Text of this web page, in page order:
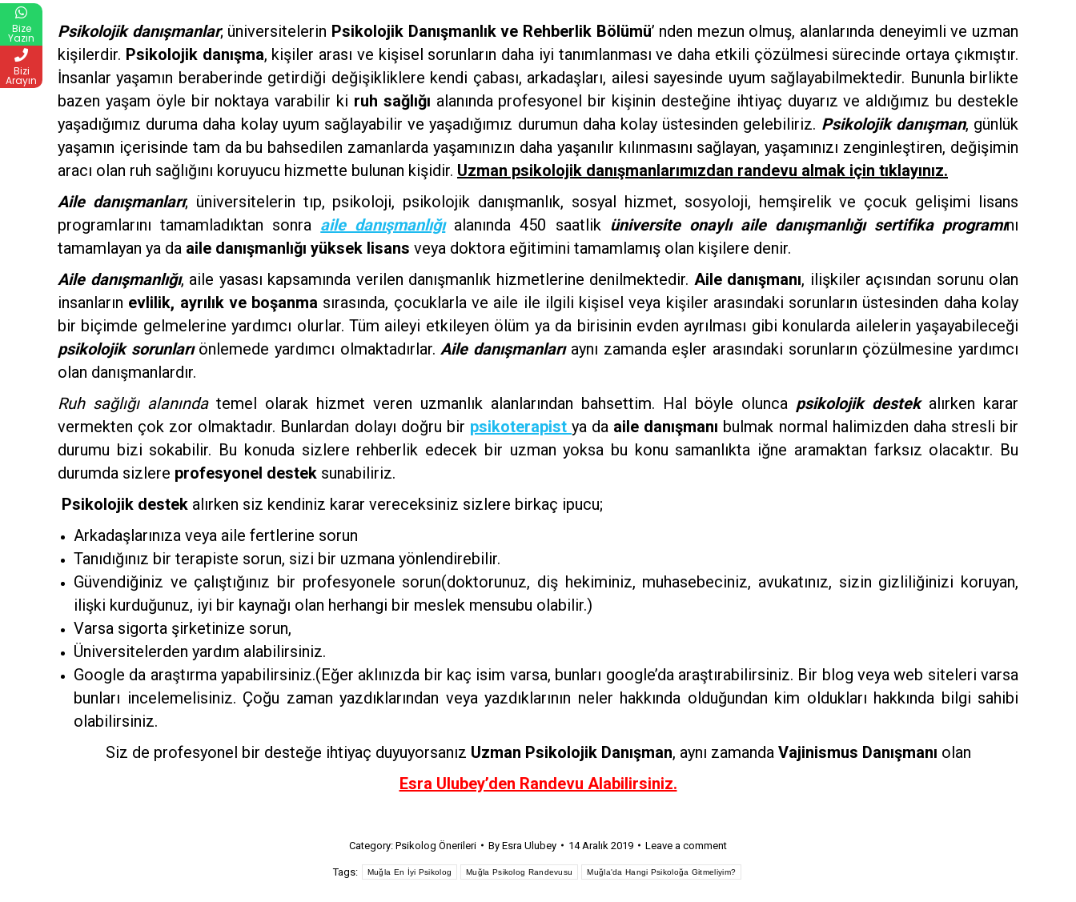
Psikolojik danışmanlar; üniversitelerin Psikolojik Danışmanlık ve Rehberlik Bölümü’ nden mezun olmuş, alanlarında deneyimli ve uzman
kişilerdir. Psikolojik danışma, kişiler arası ve kişisel sorunların daha iyi tanımlanması ve daha etkili çözülmesi sürecinde ortaya çıkmıştır.
İnsanlar yaşamın beraberinde getirdiği değişikliklere kendi çabası, arkadaşları, ailesi sayesinde uyum sağlayabilmektedir. Bununla birlikte
bazen yaşam öyle bir noktaya varabilir ki ruh sağlığı alanında profesyonel bir kişinin desteğine ihtiyaç duyarız ve aldığımız bu destekle
yaşadığımız duruma daha kolay uyum sağlayabilir ve yaşadığımız durumun daha kolay üstesinden gelebiliriz. Psikolojik danışman, günlük
yaşamın içerisinde tam da bu bahsedilen zamanlarda yaşamınızın daha yaşanılır kılınmasını sağlayan, yaşamınızı zenginleştiren, değişimin
aracı olan ruh sağlığını koruyucu hizmette bulunan kişidir. Uzman psikolojik danışmanlarımızdan randevu almak için tıklayınız.
Aile danışmanları; üniversitelerin tıp, psikoloji, psikolojik danışmanlık, sosyal hizmet, sosyoloji, hemşirelik ve çocuk gelişimi lisans
programlarını tamamladıktan sonra aile danışmanlığıalanında 450 saatlik üniversite onaylı aile danışmanlığı sertifika programını
tamamlayan ya da aile danışmanlığı yüksek lisans veya doktora eğitimini tamamlamış olan kişilere denir.
Aile danışmanlığı, aile yasası kapsamında verilen danışmanlık hizmetlerine denilmektedir. Aile danışmanı, ilişkiler açısından sorunu olan
insanların evlilik, ayrılık ve boşanma sırasında, çocuklarla ve aile ile ilgili kişisel veya kişiler arasındaki sorunların üstesinden daha kolay
bir biçimde gelmelerine yardımcı olurlar. Tüm aileyi etkileyen ölüm ya da birisinin evden ayrılması gibi konularda ailelerin yaşayabileceği
psikolojik sorunlarıönlemede yardımcı olmaktadırlar.Aile danışmanlarıaynı zamanda eşler arasındaki sorunların çözülmesine yardımcı
olan danışmanlardır.
Ruh sağlığı alanındatemel olarak hizmet veren uzmanlık alanlarından bahsettim. Hal böyle olunca psikolojik destekalırken karar
vermekten çok zor olmaktadır. Bunlardan dolayı doğru bir psikoterapistya da aile danışmanı bulmak normal halimizden daha stresli bir
durumu bizi sokabilir. Bu konuda sizlere rehberlik edecek bir uzman yoksa bu konu samanlıkta iğne aramaktan farksız olacaktır. Bu
durumda sizlere profesyonel destek sunabiliriz.
Psikolojik destek alırken siz kendiniz karar vereceksiniz sizlere birkaç ipucu;
Arkadaşlarınıza veya aile fertlerine sorun
Tanıdığınız bir terapiste sorun, sizi bir uzmana yönlendirebilir.
Güvendiğiniz ve çalıştığınız bir profesyonele sorun(doktorunuz, diş hekiminiz, muhasebeciniz, avukatınız, sizin gizliliğinizi koruyan,
ilişki kurduğunuz, iyi bir kaynağı olan herhangi bir meslek mensubu olabilir.)
Varsa sigorta şirketinize sorun,
Üniversitelerden yardım alabilirsiniz.
Google da araştırma yapabilirsiniz.(Eğer aklınızda bir kaç isim varsa, bunları google’da araştırabilirsiniz. Bir blog veya web siteleri varsa
bunları incelemelisiniz. Çoğu zaman yazdıklarından veya yazdıklarının neler hakkında olduğundan kim oldukları hakkında bilgi sahibi
olabilirsiniz.
Siz de profesyonel bir desteğe ihtiyaç duyuyorsanız Uzman Psikolojik Danışman, aynı zamanda Vajinismus Danışmanı olan
Esra Ulubey’den Randevu Alabilirsiniz.
Category: Psikolog Önerileri By Esra Ulubey 14 Aralık 2019 Leave a comment
Tags: Muğla En İyi Psikolog Muğla Psikolog Randevusu Muğla'da Hangi Psikoloğa Gitmeliyim?
Bize
Yazın
Bizi
Arayın